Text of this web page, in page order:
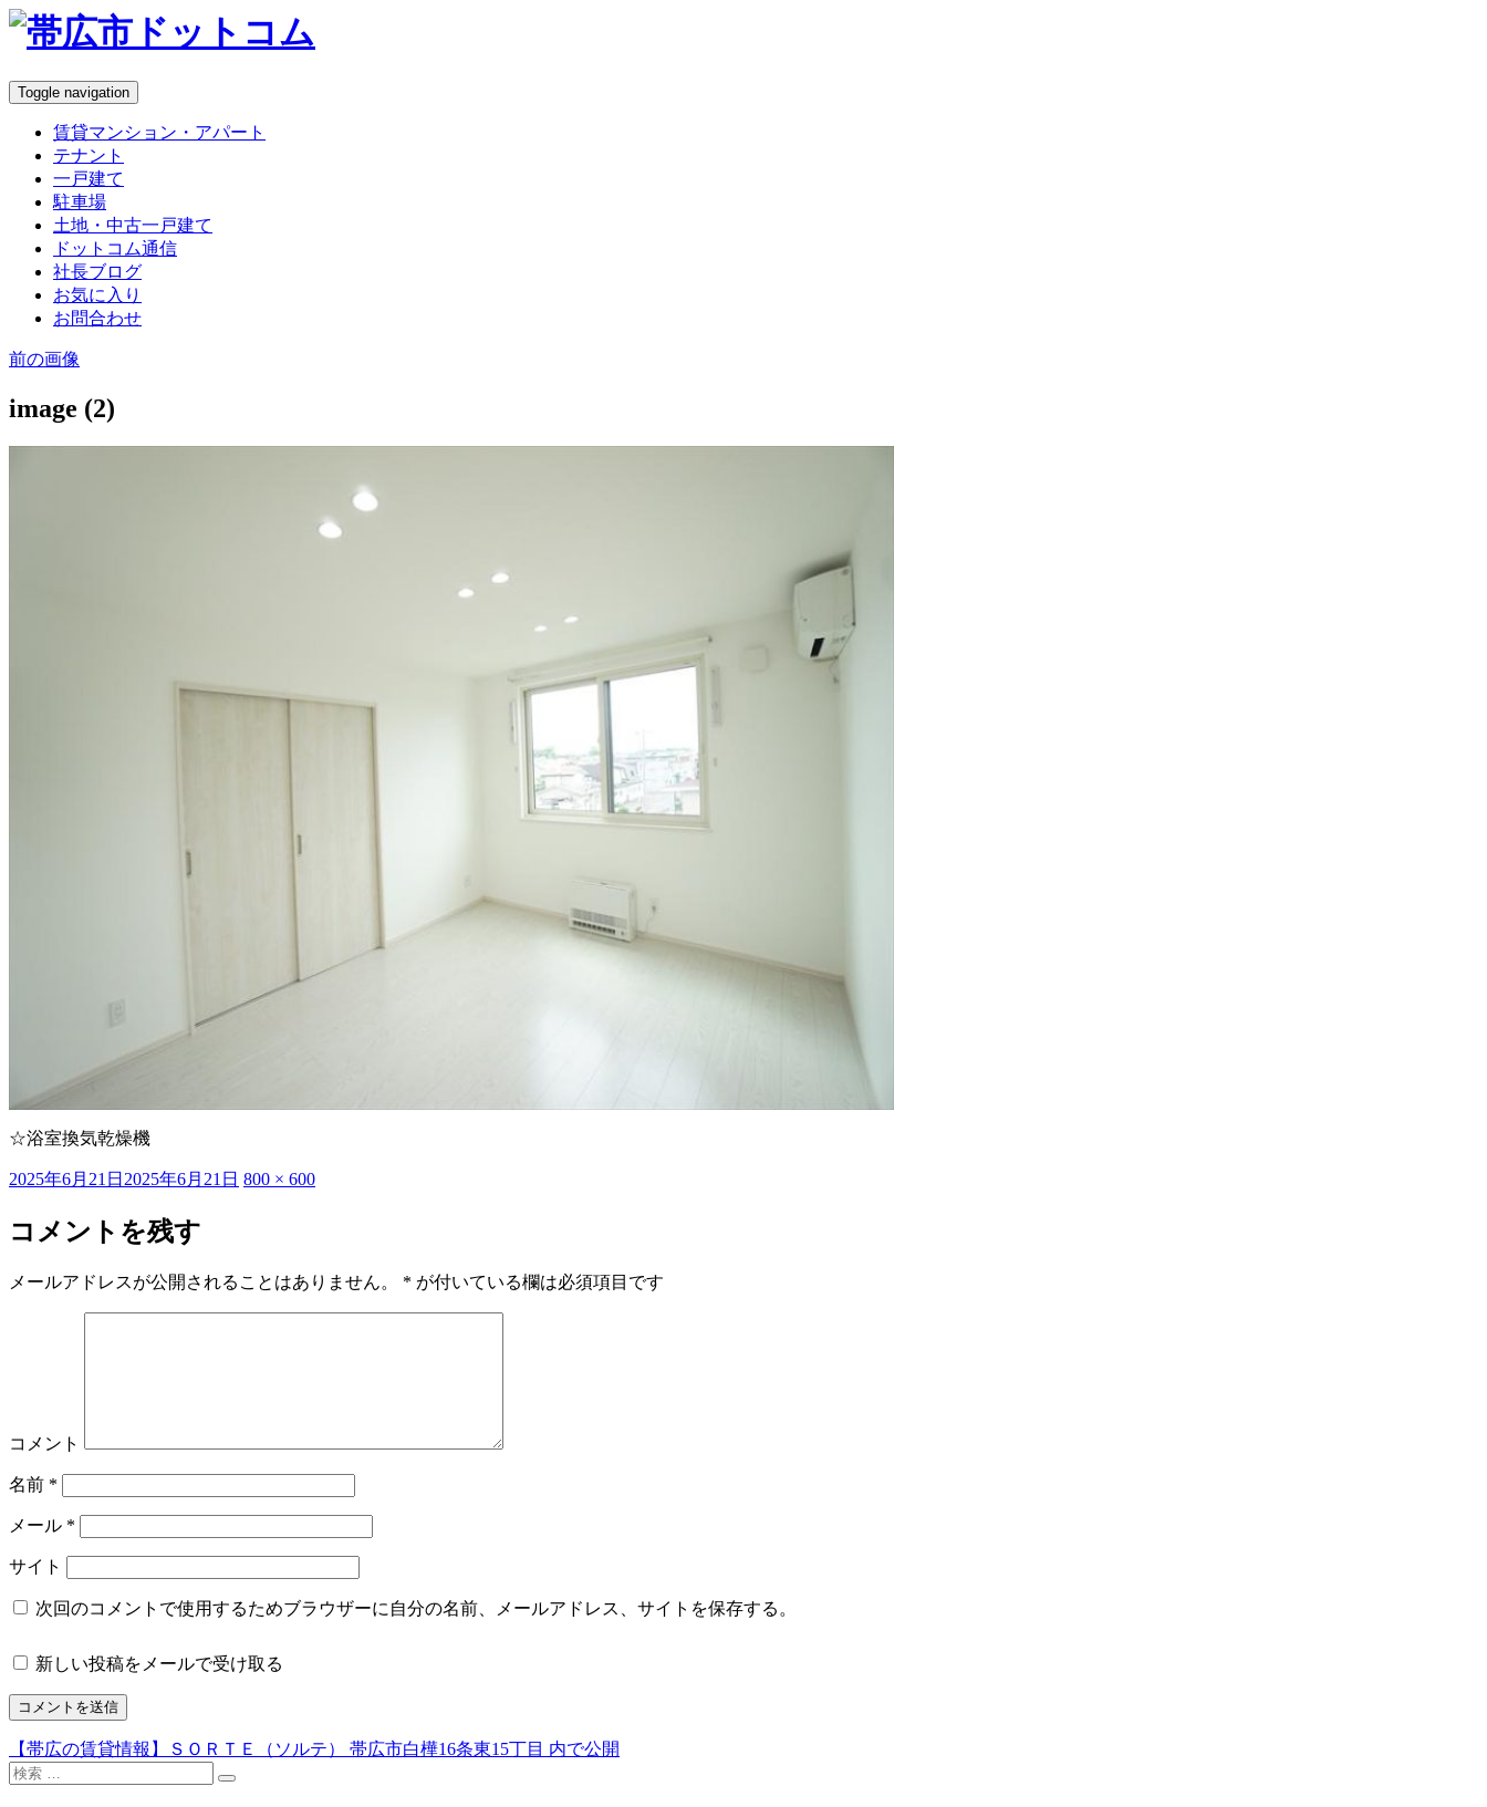
Toggle navigation
賃貸マンション・アパート
テナント
一戸建て
駐車場
土地・中古一戸建て
ドットコム通信
社長ブログ
お気に入り
お問合わせ
前の画像
image (2)
☆浴室換気乾燥機
投
日:
2025年6月21日 2025年6月21日 フ
800 × 600
コメントを残す
メールアドレスが公開されることはありません。 * が付いている欄は必須項目です
コメント
名前 *
メール *
サイト
次回のコメントで使用するためブラウザーに自分の名前、メールアドレス、サイトを保存する。
新しい投稿をメールで受け取る
投
稿
【帯広の賃貸情報】ＳＯＲＴＥ（ソルテ） 帯広市白樺16条東15丁目 内で公開
検
検